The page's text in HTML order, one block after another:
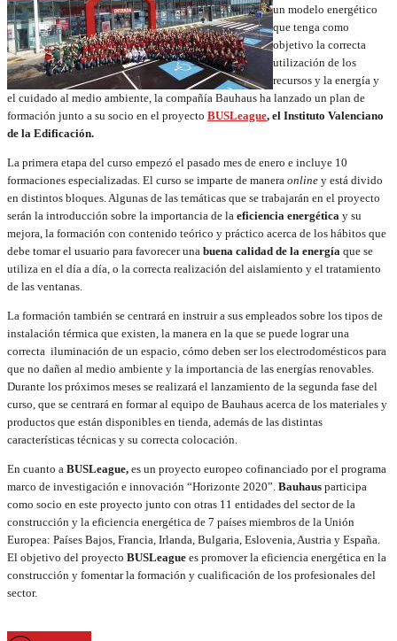
un modelo energético
que tenga como
objetivo la correcta
utilización de los
recursos y la energía y
el cuidado al medio ambiente, la compañía Bauhaus ha lanzado un plan de
formación junto a su socio en el proyecto BUSLeague, el Instituto Valenciano
de la Edificación.
La primera etapa del curso empezó el pasado mes de enero e incluye 10
formaciones especializadas. El curso se imparte de manera online y está divido
en distintos bloques. Algunas de las temáticas que se trabajarán en el proyecto
serán la introducción sobre la importancia de la eficiencia energética y su
mejora, la formación con contenido teórico y práctico acerca de los hábitos que
debe tomar el usuario para favorecer una buena calidad de la energía que se
utiliza en el día a día, o la correcta realización del aislamiento y el tratamiento
de las ventanas.
La formación también se centrará en instruir a sus empleados sobre los tipos de
instalación térmica que existen, la manera en la que se puede lograr una
correcta iluminación de un espacio, cómo deben ser los electrodomésticos para
que no dañen al medio ambiente y la importancia de las energías renovables.
Durante los próximos meses se realizará el lanzamiento de la segunda fase del
curso, que se centrará en formar al equipo de Bauhaus acerca de los materiales y
productos que están disponibles en tienda, además de las distintas
características técnicas y su correcta colocación.
En cuanto a BUSLeague, es un proyecto europeo cofinanciado por el programa
marco de investigación e innovación “Horizonte 2020”. Bauhaus participa
como socio en este proyecto junto con otras 11 entidades del sector de la
construcción y la eficiencia energética de 7 países miembros de la Unión
Europea: Países Bajos, Francia, Irlanda, Bulgaria, Eslovenia, Austria y España.
El objetivo del proyecto BUSLeague es promover la eficiencia energética en la
construcción y fomentar la formación y cualificación de los profesionales del
sector.